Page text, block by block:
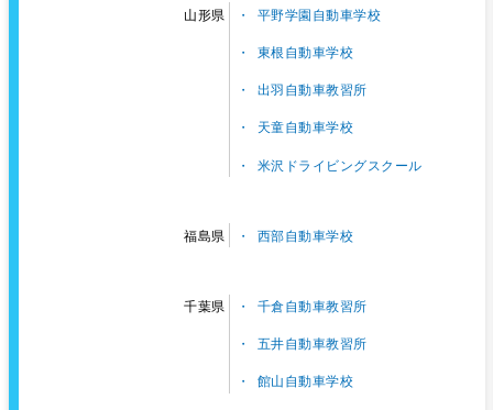
山形県 平野学園自動車学校
東根自動車学校
出羽自動車教習所
天童自動車学校
米沢ドライビングスクール
福島県 西部自動車学校
千葉県 千倉自動車教習所
五井自動車教習所
館山自動車学校